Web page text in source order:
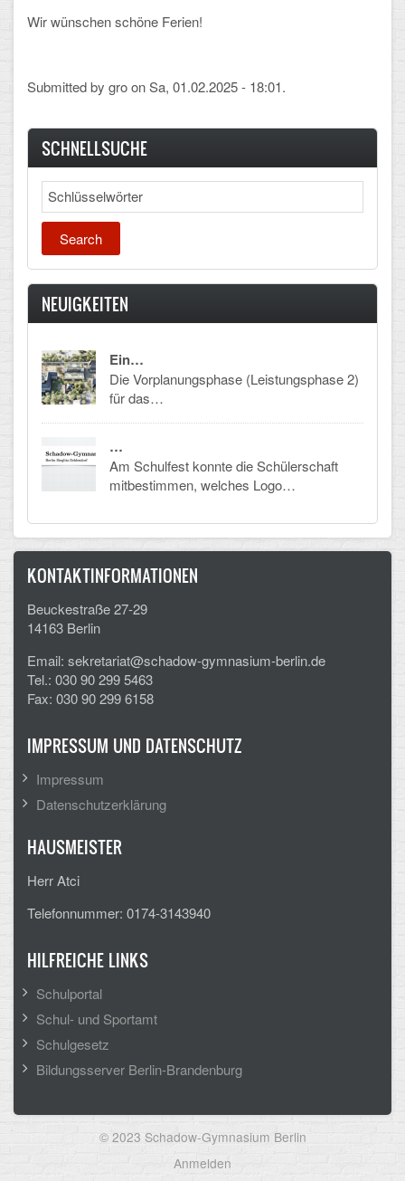
Wir wünschen schöne Ferien!
Submitted by groon Sa, 01.02.2025 - 18:01.
SCHNELLSUCHE
Search
NEUIGKEITEN
Ein…
Die Vorplanungsphase (Leistungsphase 2)
für das…
…
Am Schulfest konnte die Schülerschaft
mitbestimmen, welches Logo…
KONTAKTINFORMATIONEN
Beuckestraße 27-29
14163 Berlin
Email: sekretariat@schadow-gymnasium-berlin.de
Tel.: 030 90 299 5463
Fax: 030 90 299 6158
IMPRESSUM UND DATENSCHUTZ
Impressum
Datenschutzerklärung
HAUSMEISTER
Herr Atci
Telefonnummer: 0174-3143940
HILFREICHE LINKS
Schulportal
Schul- und Sportamt
Schulgesetz
Bildungsserver Berlin-Brandenburg
© 2023 Schadow-Gymnasium Berlin
Anmelden